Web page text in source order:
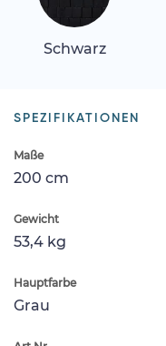
Schwarz
SPEZIFIKATIONEN
Maße
200 cm
Gewicht
53,4 kg
Hauptfarbe
Grau